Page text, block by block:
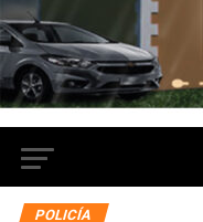
POLICÍA